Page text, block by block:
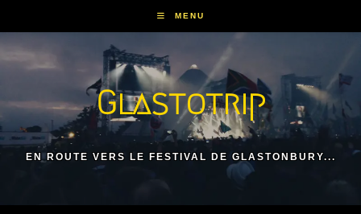
content
MENU
Glastotrip
EN ROUTE VERS LE FESTIVAL DE GLASTONBURY...